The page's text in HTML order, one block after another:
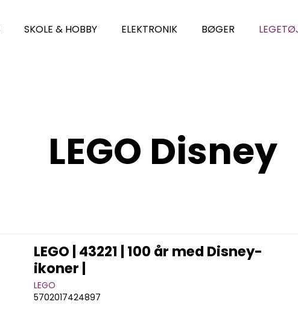
SKOLE & HOBBY ELEKTRONIK BØGER
LEGO Disney
LEGO | 43221 | 100 år med Disney-
ikoner |
LEGO
5702017424897